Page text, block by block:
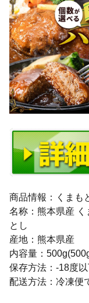
商品情報：くまも
名称：熊本県産
とし
産地：熊本県産
内容量：
保存方法：-18度
配送方法：冷凍便